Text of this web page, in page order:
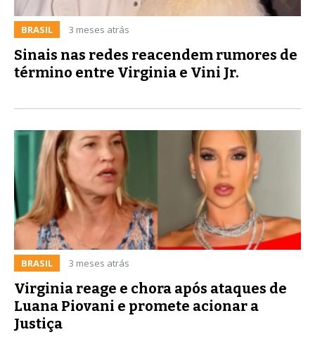
BRASIL 3 meses atrás
Sinais nas redes reacendem rumores de
término entre Virginia e Vini Jr.
BRASIL 3 meses atrás
Virginia reage e chora após ataques de
Luana Piovani e promete acionar a
Justiça